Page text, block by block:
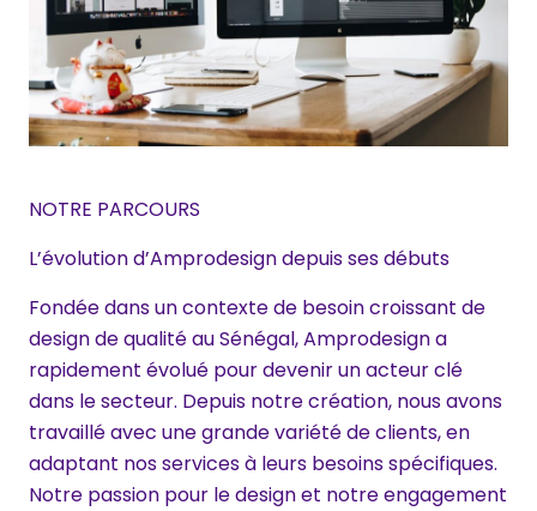
NOTRE PARCOURS
L’évolution d’Amprodesign depuis ses débuts
Fondée dans un contexte de besoin croissant de
design de qualité au Sénégal, Amprodesign a
rapidement évolué pour devenir un acteur clé
dans le secteur. Depuis notre création, nous avons
travaillé avec une grande variété de clients, en
adaptant nos services à leurs besoins spécifiques.
Notre passion pour le design et notre engagement